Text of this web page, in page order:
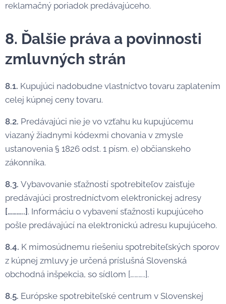
reklamačný poriadok predávajúceho.
8. Ďalšie práva a povinnosti
zmluvných strán
8.1. Kupujúci nadobudne vlastníctvo tovaru zaplatením
celej kúpnej ceny tovaru.
8.2. Predávajúci nie je vo vzťahu ku kupujúcemu
viazaný žiadnymi kódexmi chovania v zmysle
ustanovenia § 1826 odst. 1 písm. e) občianskeho
zákonníka.
8.3. Vybavovanie sťažností spotrebiteľov zaisťuje
predávajúci prostredníctvom elektronickej adresy
[………..] . Informáciu o vybavení sťažnosti kupujúceho
pošle predávajúcí na elektronickú adresu kupujúceho.
8.4. K mimosúdnemu riešeniu spotrebiteľských sporov
z kúpnej zmluvy je určená príslušná Slovenská
obchodná inšpekcia, so sídlom [………..].
8.5. Európske spotrebiteľské centrum v Slovenskej